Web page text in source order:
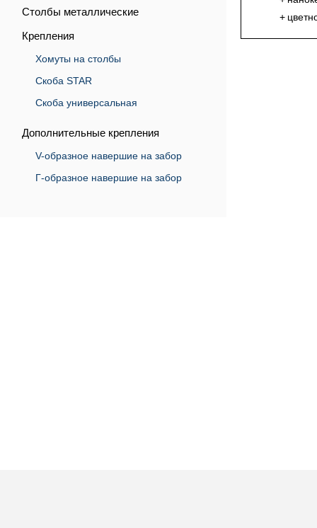
Столбы металлические
Крепления
Хомуты на столбы
Скоба STAR
Скоба универсальная
Дополнительные крепления
V-образное навершие на забор
Г-образное навершие на забор